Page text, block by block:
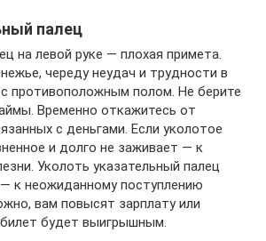
палец
на левой руке — плохая примета.
череду неудач и трудности в
противоположным полом. Не берите
Временно откажитесь от
с деньгами. Если уколотое
и долго не заживает — к
Уколоть указательный палец
к неожиданному поступлению
вам повысят зарплату или
будет выигрышным.